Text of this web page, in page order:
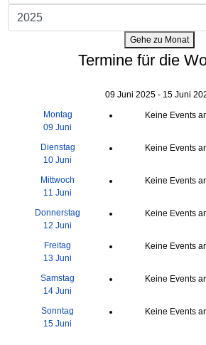
Gehe zu Monat
Termine für die
09 Juni 2025 - 15 Juni
Montag
09 Juni
Keine Events
Dienstag
10 Juni
Keine Events
Mittwoch
11 Juni
Keine Events
Donnerstag
12 Juni
Keine Events
Freitag
13 Juni
Keine Events
Samstag
14 Juni
Keine Events
Sonntag
15 Juni
Keine Events